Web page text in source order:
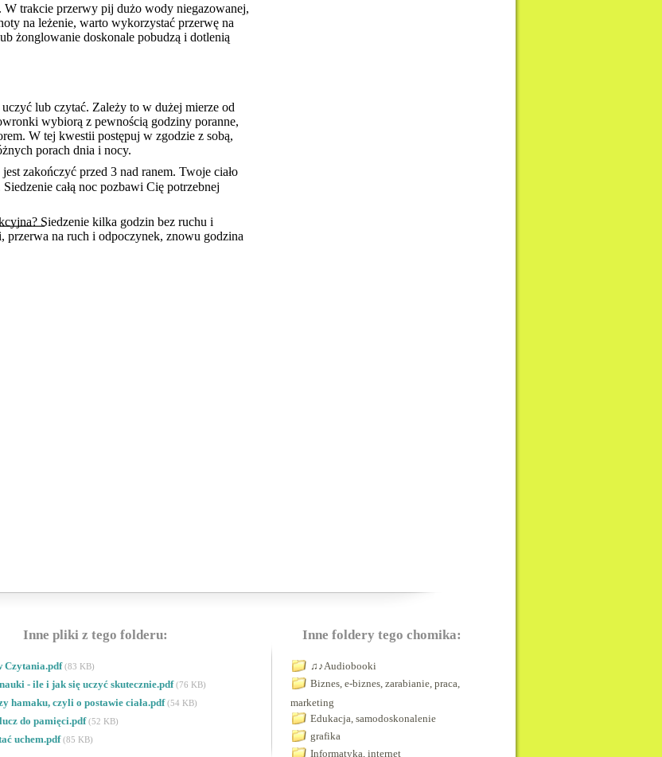
trakcie przerwy pij dużo wody niegazowanej,
na leżenie, warto wykorzystać przerwę na
żonglowanie doskonale pobudzą i dotlenią
lub czytać. Zależy to w dużej mierze od
wybiorą z pewnością godziny poranne,
W tej kwestii postępuj w zgodzie z sobą,
porach dnia i nocy.
zakończyć przed 3 nad ranem. Twoje ciało
całą noc pozbawi Cię potrzebnej
Siedzenie kilka godzin bez ruchu i
przerwa na ruch i odpoczynek, znowu godzina
Inne pliki z tego folderu:
Czytania.pdf(83 KB)
- ile i jak się uczyć skutecznie.pdf(76 KB)
hamaku, czyli o postawie ciała.pdf(54 KB)
do pamięci.pdf(52 KB)
uchem.pdf(85 KB)
Inne foldery tego chomika:
♫♪Audiobooki
Biznes, e-biznes, zarabianie, praca,
marketing
Edukacja, samodoskonalenie
grafika
Informatyka, internet